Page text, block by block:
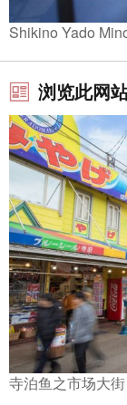
Shikino Yado
浏览此网
寺泊鱼之市场大街